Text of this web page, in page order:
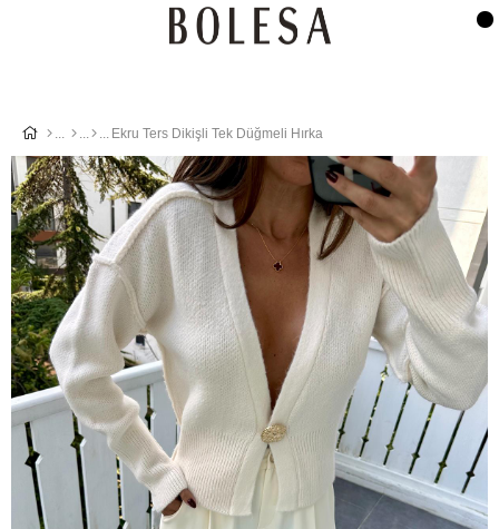
Ekru Ters Dikişli Tek Düğmeli Hırka